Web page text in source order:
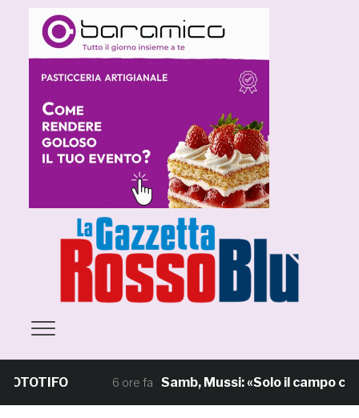
6 ore fa Samb, Mussi: «Solo il campo ci